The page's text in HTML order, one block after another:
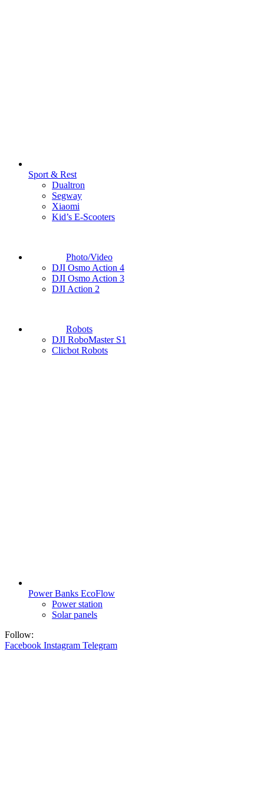
Sport & Rest
Dualtron
Segway
Xiaomi
Kid’s E-Scooters
Photo/Video
DJI Osmo Action 4
DJI Osmo Action 3
DJI Action 2
Robots
DJI RoboMaster S1
Clicbot Robots
Power Banks EcoFlow
Power station
Solar panels
Follow:
Facebook Instagram Telegram